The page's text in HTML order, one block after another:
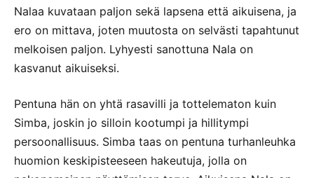
Nalaa kuvataan paljon sekä lapsena että aikuisena, ja
ero on mittava, joten muutosta on selvästi tapahtunut
melkoisen paljon. Lyhyesti sanottuna Nala on
kasvanut aikuiseksi.
Pentuna hän on yhtä rasavilli ja tottelematon kuin
Simba, joskin jo silloin kootumpi ja hillitympi
persoonallisuus. Simba taas on pentuna turhanleuhka
huomion keskipisteeseen hakeutuja, jolla on